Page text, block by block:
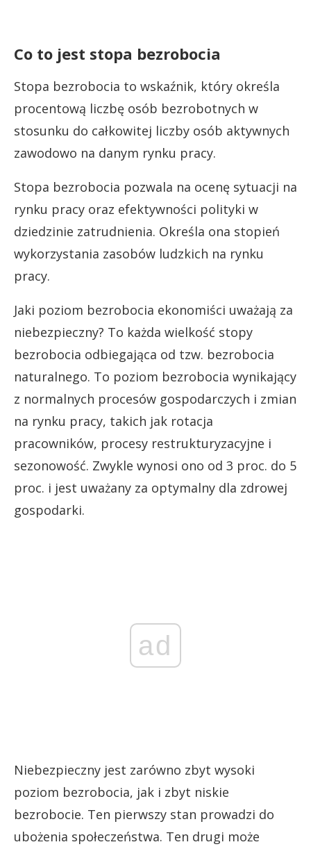
Co to jest stopa bezrobocia
Stopa bezrobocia to wskaźnik, który określa
procentową liczbę osób bezrobotnych w
stosunku do całkowitej liczby osób aktywnych
zawodowo na danym rynku pracy.
Stopa bezrobocia pozwala na ocenę sytuacji na
rynku pracy oraz efektywności polityki w
dziedzinie zatrudnienia. Określa ona stopień
wykorzystania zasobów ludzkich na rynku
pracy.
Jaki poziom bezrobocia ekonomiści uważają za
niebezpieczny? To każda wielkość stopy
bezrobocia odbiegająca od tzw. bezrobocia
naturalnego. To poziom bezrobocia wynikający
z normalnych procesów gospodarczych i zmian
na rynku pracy, takich jak rotacja
pracowników, procesy restrukturyzacyjne i
sezonowość. Zwykle wynosi ono od 3 proc. do 5
proc. i jest uważany za optymalny dla zdrowej
gospodarki.
ad
Niebezpieczny jest zarówno zbyt wysoki
poziom bezrobocia, jak i zbyt niskie
bezrobocie. Ten pierwszy stan prowadzi do
ubożenia społeczeństwa. Ten drugi może